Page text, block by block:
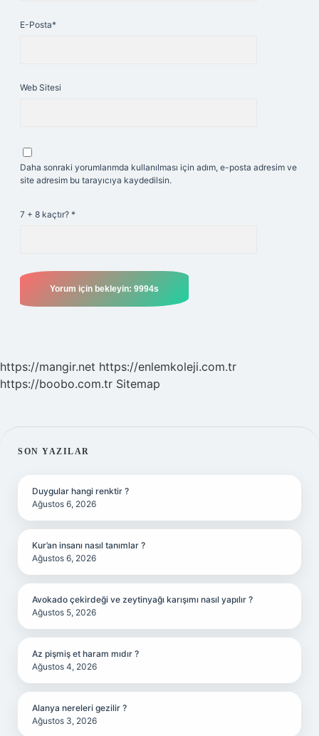
E-Posta*
Web Sitesi
Daha sonraki yorumlarımda kullanılması için adım, e-posta adresim ve
site adresim bu tarayıcıya kaydedilsin.
7 + 8 kaçtır? *
https://mangir.net https://enlemkoleji.com.tr
https://boobo.com.tr Sitemap
SIDEBAR
SON YAZILAR
Duygular hangi renktir ?
Ağustos 6, 2026
Kur’an insanı nasıl tanımlar ?
Ağustos 6, 2026
Avokado çekirdeği ve zeytinyağı karışımı nasıl yapılır ?
Ağustos 5, 2026
Az pişmiş et haram mıdır ?
Ağustos 4, 2026
Alanya nereleri gezilir ?
Ağustos 3, 2026